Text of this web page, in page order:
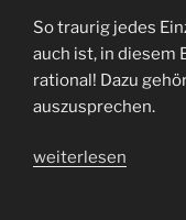
So traurig jedes
auch ist, in diesem
rational! Dazu
auszusprechen.
„BSR
weiterlesen